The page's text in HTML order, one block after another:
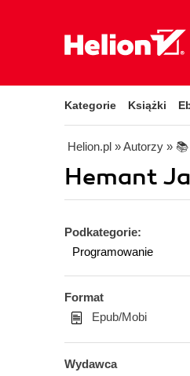
Kategorie Książki
Helion.pl » Autorzy » 📚
Hemant
Podkategorie:
Programowanie
Format
Epub/Mobi
Wydawca